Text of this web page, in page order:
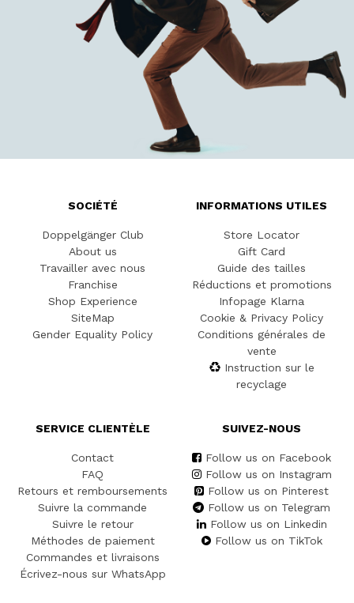
SOCIÉTÉ
Doppelgänger Club
About us
Travailler avec nous
Franchise
Shop Experience
SiteMap
Gender Equality Policy
INFORMATIONS UTILES
Store Locator
Gift Card
Guide des tailles
Réductions et promotions
Infopage Klarna
Cookie & Privacy Policy
Conditions générales de
vente
Instruction sur le
recyclage
SERVICE CLIENTÈLE
Contact
FAQ
Retours et remboursements
Suivre la commande
Suivre le retour
Méthodes de paiement
Commandes et livraisons
Écrivez-nous sur WhatsApp
SUIVEZ-NOUS
Follow us on Facebook
Follow us on Instagram
Follow us on Pinterest
Follow us on Telegram
Follow us on Linkedin
Follow us on TikTok